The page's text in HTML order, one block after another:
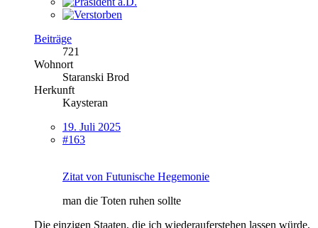
Beiträge
721
Wohnort
Staranski Brod
Herkunft
Kaysteran
19. Juli 2025
#163
Zitat von Futunische Hegemonie
man die Toten ruhen sollte
Die einzigen Staaten, die ich wiederauferstehen lassen würde,